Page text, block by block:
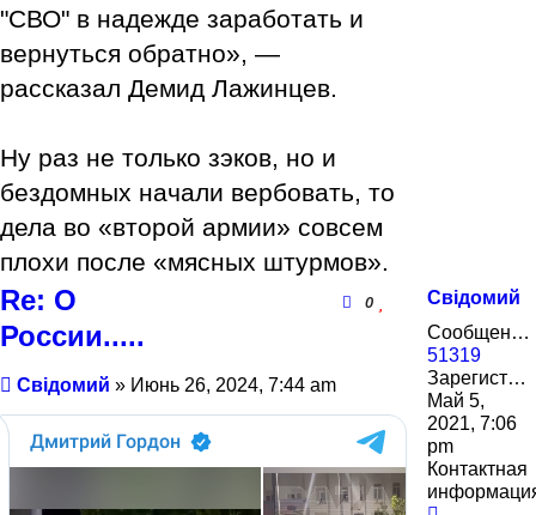
"СВО" в надежде заработать и
вернуться обратно», —
рассказал Демид Лажинцев.
Ну раз не только зэков, но и
бездомных начали вербовать, то
дела во «второй армии» совсем
плохи после «мясных штурмов».
Свідомий
Сообщения:
51319
Зарегистрирован:
Май 5,
2021, 7:06
pm
Контактная
Re: О
России.....
0
Сообщение
Свідомий » Июнь 26, 2024, 7:44 am